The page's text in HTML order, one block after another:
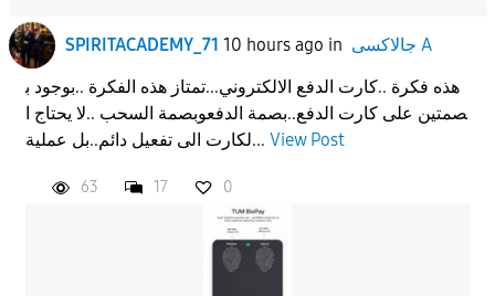
SPIRITACADEMY_71 10 hours ago in
جالاكسى A
هذه فكرة ..كارت الدفع الالكتروني...تمتاز هذه الفكرة ..بوجود ب
صمتين على كارت الدفع..بصمة الدفعوبصمة السحب ..لا يحتاج ا
لكارت الى تفعيل دائم..بل عملية... View Post
63 17 0